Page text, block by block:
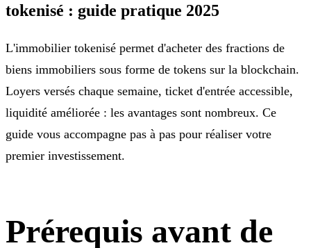
tokenisé : guide pratique 2025
L'immobilier tokenisé permet d'acheter des fractions de
biens immobiliers sous forme de tokens sur la blockchain.
Loyers versés chaque semaine, ticket d'entrée accessible,
liquidité améliorée : les avantages sont nombreux. Ce
guide vous accompagne pas à pas pour réaliser votre
premier investissement.
Prérequis avant de